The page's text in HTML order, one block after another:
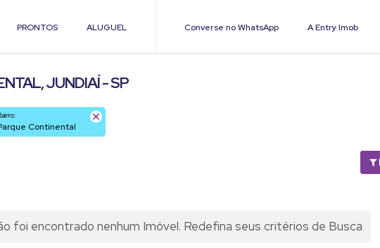
Converse no WhatsApp A Entry Imob
ALUGUEL
PRONTOS
JUNDIAÍ - SP
Parque Continental
foi encontrado nenhum Imóvel. Redefina seus critérios de Busca